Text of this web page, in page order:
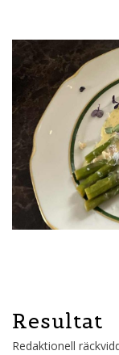
Resultat
Redaktionell